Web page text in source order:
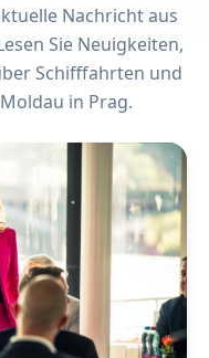
Nachricht aus
Sie Neuigkeiten,
Schifffahrten und
in Prag.